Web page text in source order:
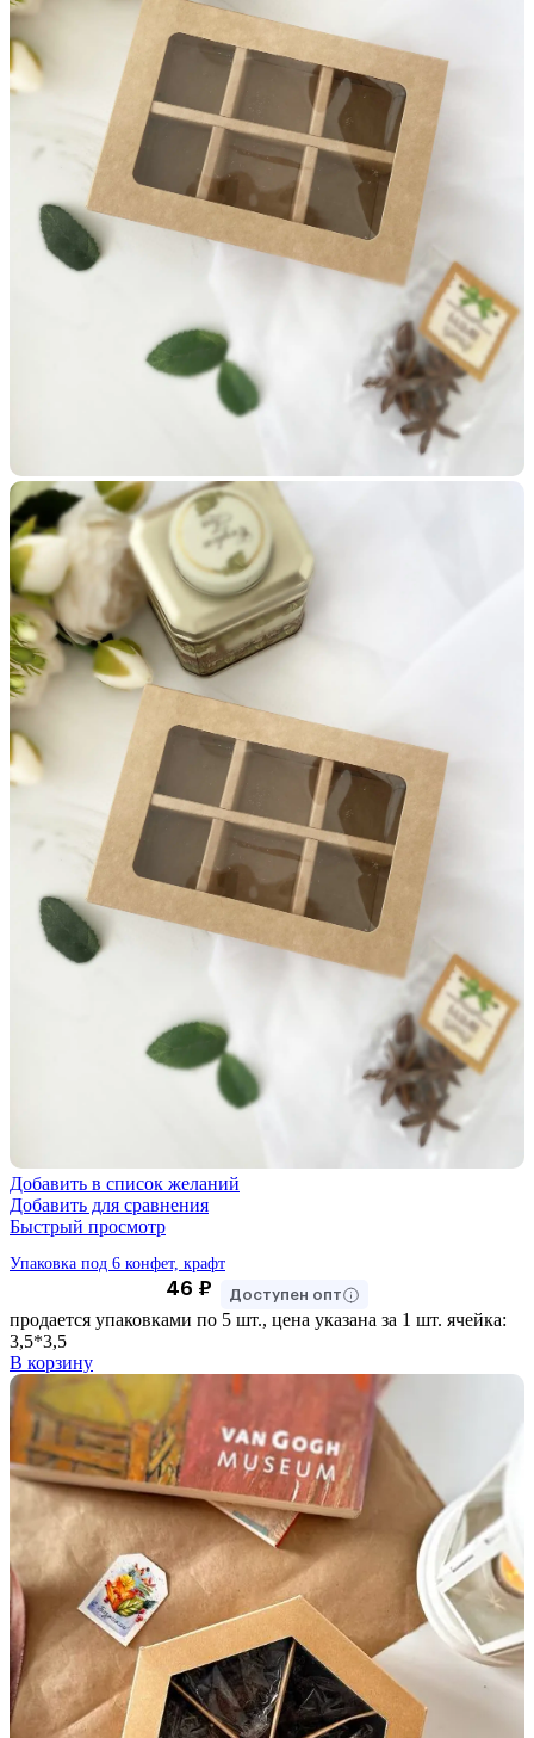
Добавить в список желаний
Добавить для сравнения
Быстрый просмотр
Упаковка под 6 конфет, крафт
46 ₽ Доступен опт
продается упаковками по 5 шт., цена указана за 1 шт. ячейка:
3,5*3,5
В корзину